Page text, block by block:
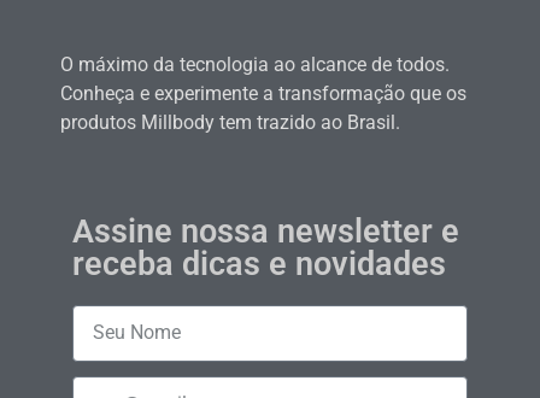
O máximo da tecnologia ao alcance de todos.
Conheça e experimente a transformação que os
produtos Millbody tem trazido ao Brasil.
Assine nossa newsletter e
receba dicas e novidades